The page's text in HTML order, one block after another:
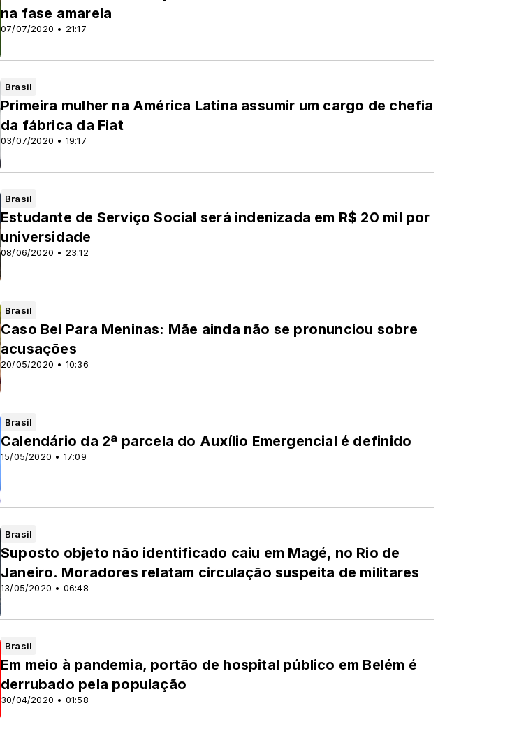
07/07/2020 • 21:17
na fase amarela
Brasil
03/07/2020 • 19:17
Primeira mulher na América Latina assumir um cargo de chefia
da fábrica da Fiat
Brasil
08/06/2020 • 23:12
Estudante de Serviço Social será indenizada em R$ 20 mil por
universidade
Brasil
20/05/2020 • 10:36
Caso Bel Para Meninas: Mãe ainda não se pronunciou sobre
acusações
Brasil
15/05/2020 • 17:09
Calendário da 2ª parcela do Auxílio Emergencial é definido
Brasil
13/05/2020 • 06:48
Suposto objeto não identificado caiu em Magé, no Rio de
Janeiro. Moradores relatam circulação suspeita de militares
Brasil
30/04/2020 • 01:58
Em meio à pandemia, portão de hospital público em Belém é
derrubado pela população